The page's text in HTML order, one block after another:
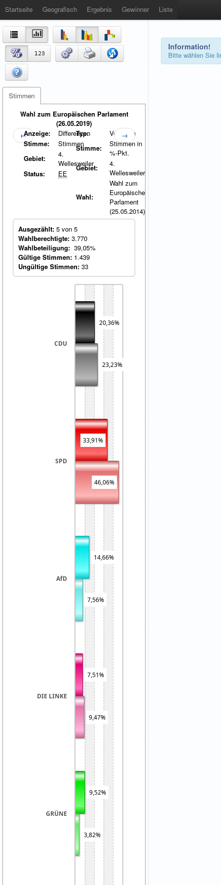
Startseite Geografisch Ergebnis Gewinner Liste
Stimmen
Wahl zum Europäischen Parlament
(26.05.2019)
←Anzeige:
Differenzen
Stimme:
Stimmen
Gebiet:
4.
Wellesweiler
Status:
EE
Typ:
Vergleich
Stimme:
Stimmen in
%-Pkt.
Gebiet:
4.
Wellesweiler
Wahl:
Wahl zum
Europäischen
Parlament
(25.05.2014)
→
Ausgezählt: 5 von 5
Wahlberechtigte: 3.770
Wahlbeteiligung: 39,05%
Gültige Stimmen: 1.439
Ungültige Stimmen: 33
CDU
SPD
AfD
DIE LINKE
GRÜNE
20,36%
33,91%
14,66%
7,51%
9,52%
23,23%
46,06%
7,56%
9,47%
3,82%
Information!
Bitte wählen Sie